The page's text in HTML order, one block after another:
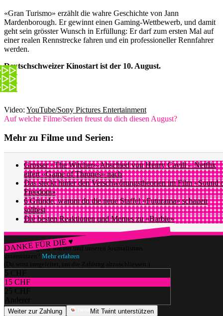
«Gran Turismo» erzählt die wahre Geschichte von Jann
Mardenborough. Er gewinnt einen Gaming-Wettbewerb, und damit
geht sein grösster Wunsch in Erfüllung: Er darf zum ersten Mal auf
einer realen Rennstrecke fahren und ein professioneller Rennfahrer
werden.
Deutschschweizer Kinostart ist der 10. August.
Video: YouTube/Sony Pictures Entertainment
Auf welche Filme/Serien freust du dich diesen August?
Mehr zu Filme und Serien:
Grosser «The Witcher»-Abschied von Henry Cavill – Netflix
eifert «Game of Thrones» nach
Das steckt hinter den Verschwörungstheorien im Film «Sound
Freedom»
6 Gründe, warum du die neue Staffel «Futurama» schauen
solltest
Die besten Reaktionen und Memes zu «Barbie»
DANKE FÜR DIE ♥
Würdest du gerne watson und unseren Journalismus
unterstützen? Mehr erfahren
(Du wirst umgeleitet, um die Zahlung abzuschliessen.)
5 CHF
15 CHF
25 CHF
Anderer
Weiter zur Zahlung
Mit Twint unterstützen